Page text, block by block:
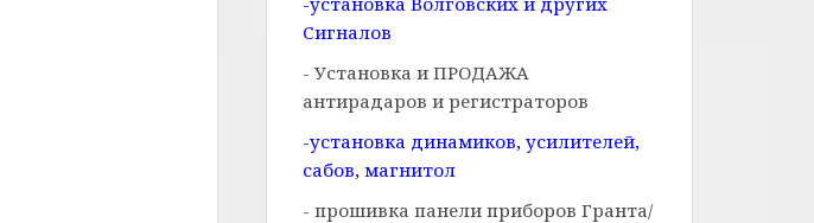
Сигналов
- Установка и ПРОДАЖА
антирадаров и регистраторов
-установка динамиков, усилителей,
сабов, магнитол
- прошивка панели приборов Гранта/